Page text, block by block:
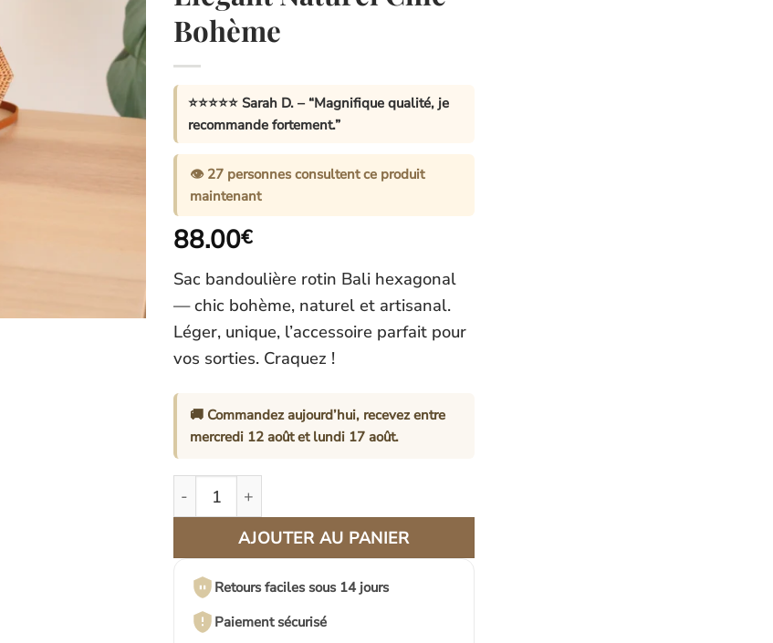
Bohème
⭐⭐⭐⭐⭐ Sarah D. – “Magnifique qualité, je
recommande fortement.”
👁️ 27 personnes consultent ce produit
maintenant
88.00€
Sac bandoulière rotin Bali hexagonal
— chic bohème, naturel et artisanal.
Léger, unique, l’accessoire parfait pour
vos sorties. Craquez !
🚚 Commandez aujourd’hui, recevez entre
mercredi 12 aoûtet lundi 17 août.
quantité de Sac Bandoulière Rotin Bali Hexagonal Élégant Naturel Chic Bohème
AJOUTER AU PANIER
Retours faciles sous 14 jours
Paiement sécurisé